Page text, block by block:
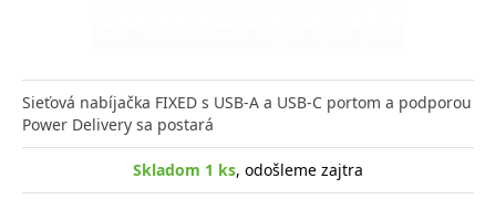
Sieťová nabíjačka FIXED s USB-A a USB-C portom a podporou
Power Delivery sa postará
Skladom 1 ks, odošleme zajtra